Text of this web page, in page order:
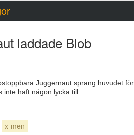
laddade Blob
Juggernaut sprang huvudet
inte haft någon lycka till.
x-men